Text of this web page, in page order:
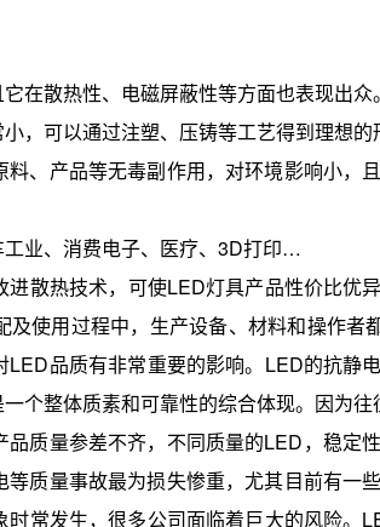
散热性、电磁屏蔽性等方面也表现出众。
可以通过注塑、压铸等工艺得到理想的
产品等无毒副作用，对环境影响小，
业、消费电子、医疗、3D打印…
热技术，可使LED灯具产品性价比优
使用过程中，生产设备、材料和操作
品质有非常重要的影响。LED的抗静
个整体质素和可靠性的综合体现。因为
量参差不齐，不同质量的LED，稳定
质量事故最为损失惨重，尤其目前有一
常发生，很多公司面临着巨大的风险。